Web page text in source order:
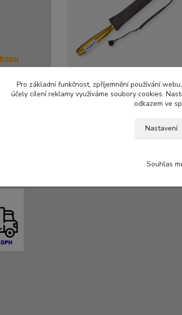
Vás
bylo
na
Pro základní funkčnost, zpříjemnění používání
účely cílení reklamy využíváme soubory cookies.
odkazem ve
Nastavení
Souhlas